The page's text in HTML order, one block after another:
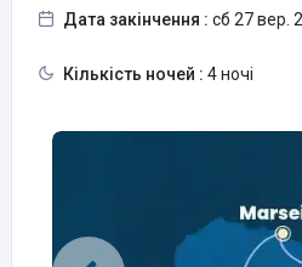
Дата закінчення : сб 27 вер.
Кількість ночей : 4 ночі